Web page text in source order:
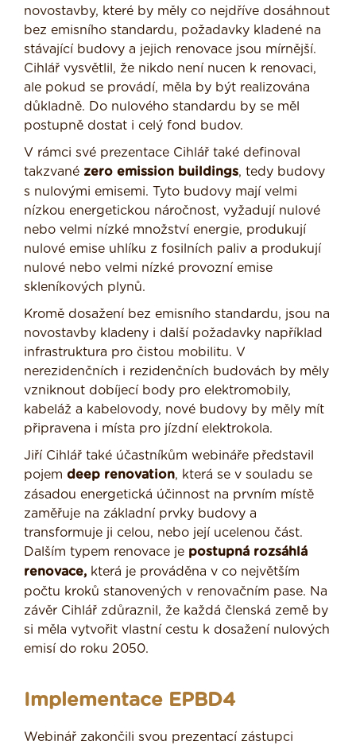
novostavby, které by měly co nejdříve dosáhnout
bez emisního standardu, požadavky kladené na
stávající budovy a jejich renovace jsou mírnější.
Cihlář vysvětlil, že nikdo není nucen k renovaci,
ale pokud se provádí, měla by být realizována
důkladně. Do nulového standardu by se měl
postupně dostat i celý fond budov.
V rámci své prezentace Cihlář také definoval
takzvané zero emission buildings, tedy budovy
s nulovými emisemi. Tyto budovy mají velmi
nízkou energetickou náročnost, vyžadují nulové
nebo velmi nízké množství energie, produkují
nulové emise uhlíku z fosilních paliv a produkují
nulové nebo velmi nízké provozní emise
skleníkových plynů.
Kromě dosažení bez emisního standardu, jsou na
novostavby kladeny i další požadavky například
infrastruktura pro čistou mobilitu. V
nerezidenčních i rezidenčních budovách by měly
vzniknout dobíjecí body pro elektromobily,
kabeláž a kabelovody, nové budovy by měly mít
připravena i místa pro jízdní elektrokola.
Jiří Cihlář také účastníkům webináře představil
pojem deep renovation, která se v souladu se
zásadou energetická účinnost na prvním místě
zaměřuje na základní prvky budovy a
transformuje ji celou, nebo její ucelenou část.
Dalším typem renovace je postupná rozsáhlá
renovace, která je prováděna v co největším
počtu kroků stanovených v renovačním pase. Na
závěr Cihlář zdůraznil, že každá členská země by
si měla vytvořit vlastní cestu k dosažení nulových
emisí do roku 2050.
Implementace EPBD4
Webinář zakončili svou prezentací zástupci